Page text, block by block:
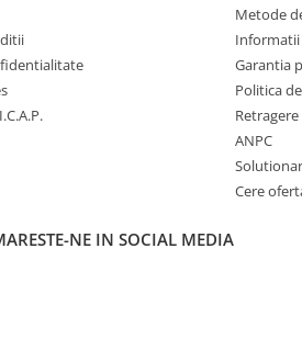
Metode
Garantia
Politica
ANPC
Cere
NE IN SOCIAL MEDIA